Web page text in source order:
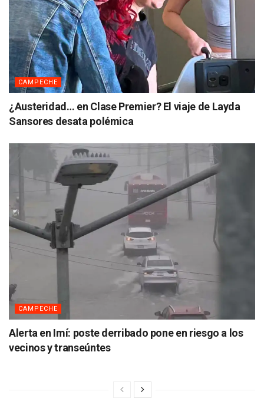
CAMPECHE
¿Austeridad… en Clase Premier? El viaje de Layda
Sansores desata polémica
CAMPECHE
Alerta en Imí: poste derribado pone en riesgo a los
vecinos y transeúntes